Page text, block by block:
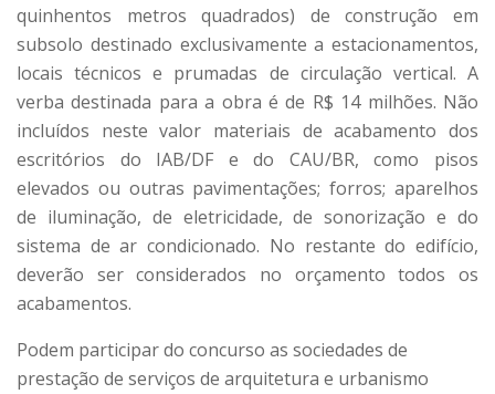
quinhentos metros quadrados) de construção em
subsolo destinado exclusivamente a estacionamentos,
locais técnicos e prumadas de circulação vertical. A
verba destinada para a obra é de R$ 14 milhões. Não
incluídos neste valor materiais de acabamento dos
escritórios do IAB/DF e do CAU/BR, como pisos
elevados ou outras pavimentações; forros; aparelhos
de iluminação, de eletricidade, de sonorização e do
sistema de ar condicionado. No restante do edifício,
deverão ser considerados no orçamento todos os
acabamentos.
Podem participar do concurso as sociedades de
prestação de serviços de arquitetura e urbanismo